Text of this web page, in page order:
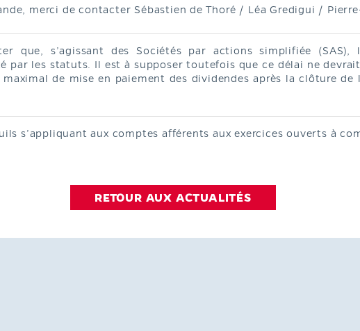
merci de contacter Sébastien de Thoré / Léa Gredigui /
que, s’agissant des Sociétés par actions simplifiée
par les statuts. Il est à supposer toutefois que ce délai ne
de mise en paiement des dividendes après la clôture de
s’appliquant aux comptes afférents aux exercices ouverts à
RETOUR AUX ACTUALITÉS